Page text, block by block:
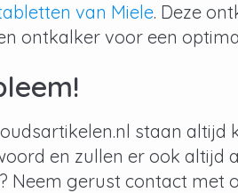
van Miele. Deze
ontkalker voor een
staan
en zullen er ook altijd
Neem gerust contact met